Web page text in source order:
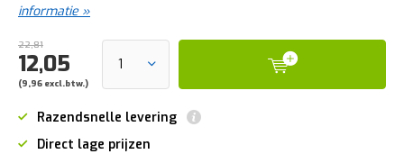
informatie »
22,81
12,05
(9,96 excl.btw.)
Razendsnelle levering
Direct lage prijzen